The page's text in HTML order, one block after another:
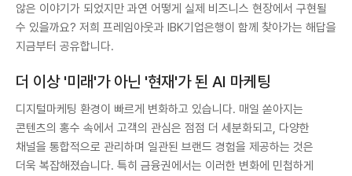
않은 이야기가 되었지만 과연 어떻게 실제 비즈니스 현장에서 구현될
수 있을까요? 저희 프레임아웃과 IBK기업은행이 함께 찾아가는 해답을
지금부터 공유합니다.
더 이상 '미래'가 아닌 '현재'가 된 AI 마케팅
디지털마케팅 환경이 빠르게 변화하고 있습니다. 매일 쏟아지는
콘텐츠의 홍수 속에서 고객의 관심은 점점 더 세분화되고, 다양한
채널을 통합적으로 관리하며 일관된 브랜드 경험을 제공하는 것은
더욱 복잡해졌습니다. 특히 금융권에서는 이러한 변화에 민첩하게